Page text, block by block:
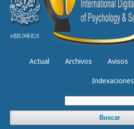
Actual Archivos Avisos
Indexaciones
Buscar